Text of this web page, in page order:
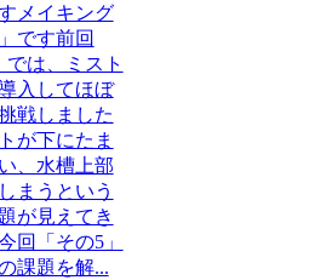
メイキング
です前回
では、ミスト
入してほぼ
戦しました
が下にたま
、水槽上部
まうという
が見えてき
回「その5」
課題を解...